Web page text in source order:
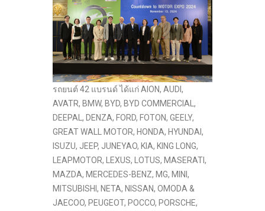
รถยนต์ 42 แบรนด์ ได้แก่ AION, AUDI,
AVATR, BMW, BYD, BYD COMMERCIAL,
DEEPAL, DENZA, FORD, FOTON, GEELY,
GREAT WALL MOTOR, HONDA, HYUNDAI,
ISUZU, JEEP, JUNEYAO, KIA, KING LONG,
LEAPMOTOR, LEXUS, LOTUS, MASERATI,
MAZDA, MERCEDES-BENZ, MG, MINI,
MITSUBISHI, NETA, NISSAN, OMODA &
JAECOO, PEUGEOT, POCCO, PORSCHE,